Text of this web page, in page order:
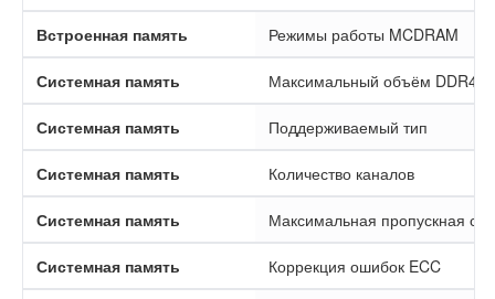
Встроенная память Режимы работы MCDRAM
Системная память Максимальный объём DDR4
Системная память Поддерживаемый тип
Системная память Количество каналов
Системная память Максимальная пропускная
Системная память Коррекция ошибок ECC